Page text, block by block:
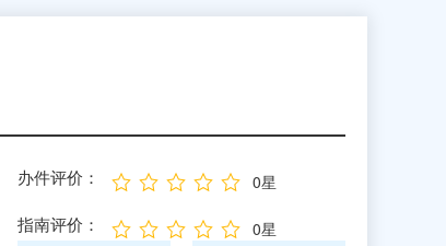
办件评价： 0星
指南评价： 0星